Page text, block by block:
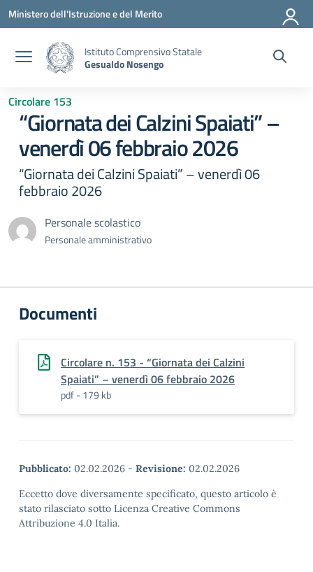
Vai ai contenuti
Vai al menu di navigazione
Vai al footer
Ministero dell'Istruzione e del Merito
Istituto Comprensivo Statale
Gesualdo Nosengo
Circolare 153
“Giornata dei Calzini Spaiati” –
venerdì 06 febbraio 2026
“Giornata dei Calzini Spaiati” – venerdì 06
febbraio 2026
Personale scolastico
Personale amministrativo
Documenti
Circolare n. 153 - “Giornata dei Calzini
Spaiati” – venerdì 06 febbraio 2026
pdf - 179 kb
Pubblicato: 02.02.2026 - Revisione: 02.02.2026
Eccetto dove diversamente specificato, questo articolo è
stato rilasciato sotto Licenza Creative Commons
Attribuzione 4.0 Italia.